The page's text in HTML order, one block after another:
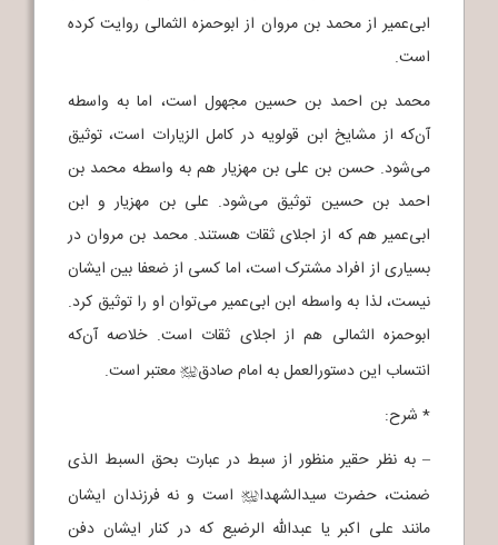
ابی‌عمیر از محمد بن مروان از ابوحمزه الثمالی روایت کرده
است.
محمد بن احمد بن حسین مجهول است، اما به واسطه
آن‌که از مشایخ ابن قولویه در کامل الزیارات است، توثیق
می‌شود. حسن بن علی بن مهزیار هم به واسطه محمد بن
احمد بن حسین توثیق می‌شود. علی بن مهزیار و ابن
ابی‌عمیر هم که از اجلای ثقات هستند. محمد بن مروان در
بسیاری از افراد مشترک است، اما کسی از ضعفا بین ایشان
نیست، لذا به واسطه ابن ابی‌عمیر می‌توان او را توثیق کرد.
ابوحمزه الثمالی هم از اجلای ثقات است. خلاصه آن‌که
انتساب این دستورالعمل به امام صادقj معتبر است.
* شرح:
– به نظر حقیر منظور از سبط در عبارت بحق السبط الذی
ضمنت، حضرت سیدالشهداj است و نه فرزندان ایشان
مانند علی اکبر یا عبدالله الرضیع که در کنار ایشان دفن